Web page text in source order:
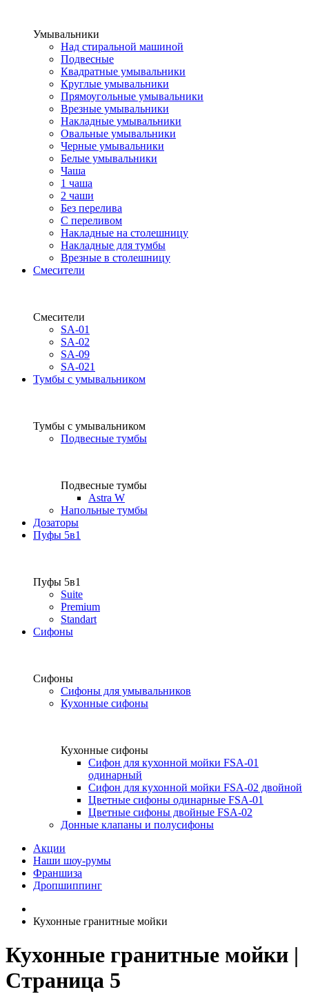
Умывальники
Над стиральной машиной
Подвесные
Квадратные умывальники
Круглые умывальники
Прямоугольные умывальники
Врезные умывальники
Накладные умывальники
Овальные умывальники
Черные умывальники
Белые умывальники
Чаша
1 чаша
2 чаши
Без перелива
С переливом
Накладные на столешницу
Накладные для тумбы
Врезные в столешницу
Смесители
Смесители
SA-01
SA-02
SA-09
SA-021
Тумбы с умывальником
Тумбы с умывальником
Подвесные тумбы
Подвесные тумбы
Astra W
Напольные тумбы
Дозаторы
Пуфы 5в1
Пуфы 5в1
Suite
Premium
Standart
Сифоны
Сифоны
Сифоны для умывальников
Кухонные сифоны
Кухонные сифоны
Сифон для кухонной мойки FSA-01
одинарный
Сифон для кухонной мойки FSA-02 двойной
Цветные сифоны одинарные FSA-01
Цветные сифоны двойные FSA-02
Донные клапаны и полусифоны
Акции
Наши шоу-румы
Франшиза
Дропшиппинг
Кухонные гранитные мойки
Кухонные гранитные мойки |
Страница 5